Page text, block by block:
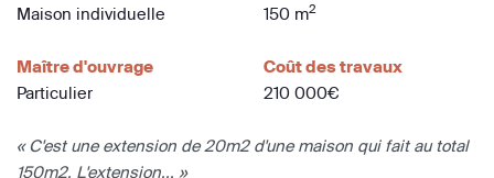
Maison individuelle
150 m2
Maître d'ouvrage
Particulier
Coût des travaux
210 000€
« C'est une extension de 20m2 d'une maison qui fait au total
150m2. L'extension... »